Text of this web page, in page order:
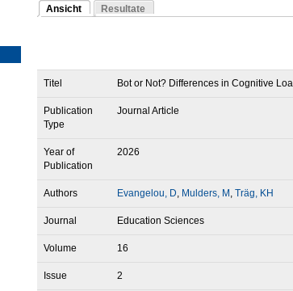
Sie sind hier
Ansicht
(aktiver Reiter)
Resultate
Titel Bot or Not? Differences in Cognitive
Publication
Type
Journal Article
Year of
Publication
2026
Authors Evangelou, D, Mulders, M , Träg, KH
Journal Education Sciences
Volume 16
Issue 2